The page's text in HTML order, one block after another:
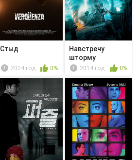
Стыд
2024 год 0%
Навстречу
шторму
2014 год 0%